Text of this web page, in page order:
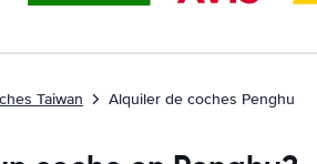
Taiwan Alquiler de coches Penghu